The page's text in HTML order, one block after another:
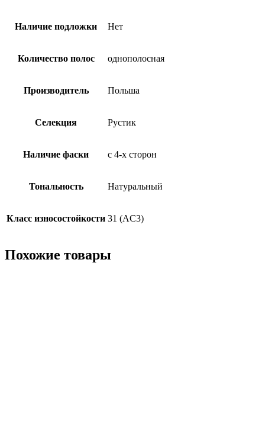
Наличие подложки Нет
Количество полос однополосная
Производитель Польша
Селекция Рустик
Наличие фаски с 4-х сторон
Тональность Натуральный
Класс износостойкости 31 (AC3)
Похожие товары